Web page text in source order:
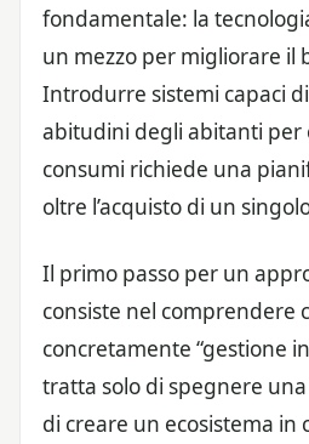
fondamentale: la
un mezzo per migliorare il
Introdurre sistemi capaci
abitudini degli abitanti per
consumi richiede una
oltre l’acquisto di un
Il primo passo per un
consiste nel comprendere
concretamente “gestione
tratta solo di spegnere
di creare un ecosistema in